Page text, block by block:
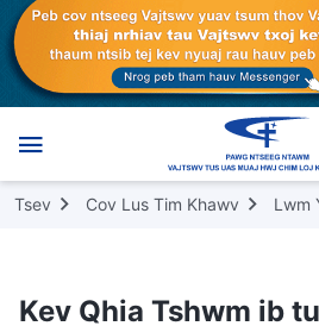
Tsev Cov Lus Tim Khawv Lwm
Kev Qhia Tshwm ib